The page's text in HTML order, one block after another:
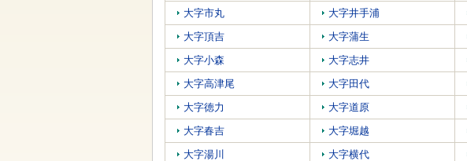
大字市丸
大字井手浦
大字頂吉
大字蒲生
大字小森
大字志井
大字高津尾
大字田代
大字徳力
大字道原
大字春吉
大字堀越
大字湯川
大字横代